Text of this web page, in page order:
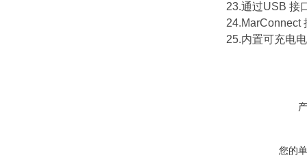
23.通过USB 接
24.MarConnect
25.内置可充电
您的